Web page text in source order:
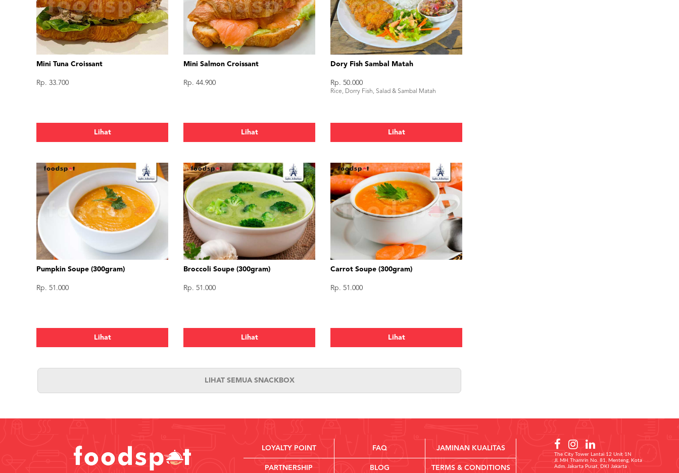
Mini Tuna Croissant
Rp. 33.700
Lihat
Mini Salmon Croissant
Rp. 44.900
Lihat
Dory Fish Sambal Matah
Rp. 50.000
Rice, Dorry Fish, Salad & Sambal Matah
Lihat
Pumpkin Soupe (300gram)
Rp. 51.000
Lihat
Broccoli Soupe (300gram)
Rp. 51.000
Lihat
Carrot Soupe (300gram)
Rp. 51.000
Lihat
LIHAT SEMUA SNACKBOX
LOYALTY POINT FAQ JAMINAN KUALITAS
PARTNERSHIP BLOG TERMS & CONDITIONS
The City Tower Lantai 12 Unit 1N
Jl. MH Thamrin No. 81, Menteng, Kota
Adm. Jakarta Pusat, DKI Jakarta